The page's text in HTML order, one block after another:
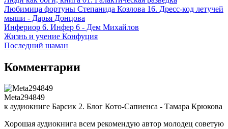
Любимица фортуны Степанида Козлова 16. Дресс-код летучей
мыши - Дарья Донцова
Инфериор 6. Инфер 6 - Дем Михайлов
Жизнь и учение Конфуция
Последний шаман
Комментарии
Meta294849
к аудиокниге Барсик 2. Блог Кото-Сапиенса - Тамара Крюкова
Хорошая аудиокнига всем рекомендую автор молодец советую